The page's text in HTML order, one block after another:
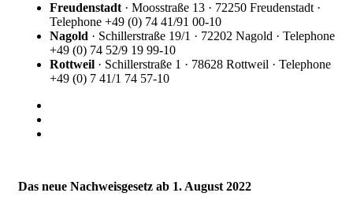
Freudenstadt · Moosstraße 13 · 72250 Freudenstadt ·
Telephone +49 (0) 74 41/91 00-10
Nagold · Schillerstraße 19/1 · 72202 Nagold · Telephone
+49 (0) 74 52/9 19 99-10
Rottweil · Schillerstraße 1 · 78628 Rottweil · Telephone
+49 (0) 7 41/1 74 57-10
Das neue Nachweisgesetz ab 1. August 2022